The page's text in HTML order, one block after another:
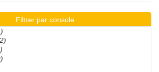
Filtrer par console